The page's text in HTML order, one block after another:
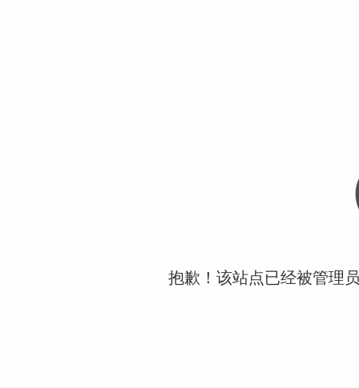
抱歉！该站点已经被管理